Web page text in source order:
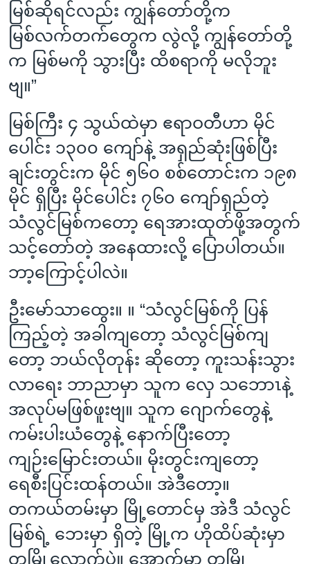
မြစ်ဆိုရင်လည်း ကျွန်တော်တို့က
မြစ်လက်တက်တွေက လွဲလို့ ကျွန်တော်တို့
က မြစ်မကို သွားပြီး ထိစရာကို မလိုဘူး
ဗျ။”
မြစ်ကြီး ၄ သွယ်ထဲမှာ ဧရာဝတီဟာ မိုင်
ပေါင်း ၁၃၀၀ ကျော်နဲ့ အရှည်ဆုံးဖြစ်ပြီး
ချင်းတွင်းက မိုင် ၅၆၀ စစ်တောင်းက ၁၉၈
မိုင် ရှိပြီး မိုင်ပေါင်း ၇၆၀ ကျော်ရှည်တဲ့
သံလွင်မြစ်ကတော့ ရေအားထုတ်ဖို့အတွက်
သင့်တော်တဲ့ အနေထားလို့ ပြောပါတယ်။
ဘာ့ကြောင့်ပါလဲ။
ဦးမော်သာထွေး။ ။ “သံလွင်မြစ်ကို ပြန်
ကြည့်တဲ့ အခါကျတော့ သံလွင်မြစ်ကျ
တော့ ဘယ်လိုတုန်း ဆိုတော့ ကူးသန်းသွား
လာရေး ဘာညာမှာ သူက လှေ သဘောၤနဲ့
အလုပ်မဖြစ်ဖူးဗျ။ သူက ဂျောက်တွေနဲ့
ကမ်းပါးယံတွေနဲ့ နောက်ပြီးတော့
ကျဉ်းမြောင်းတယ်။ မိုးတွင်းကျတော့
ရေစီးပြင်းထန်တယ်။ အဲဒီတော့။
တကယ်တမ်းမှာ မြို့တောင်မှ အဲဒီ သံလွင်
မြစ်ရဲ့ ဘေးမှာ ရှိတဲ့ မြို့က ဟိုထိပ်ဆုံးမှာ
တမြို့လောက်ပဲ။ အောက်မှာ တမြို့